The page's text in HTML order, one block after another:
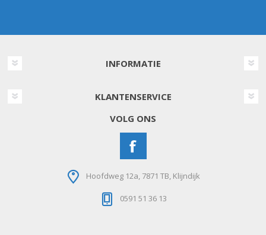
INFORMATIE
KLANTENSERVICE
VOLG ONS
Hoofdweg 12a, 7871 TB, Klijndijk
0591 51 36 13